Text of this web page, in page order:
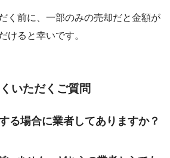
く前に、一部のみの売却だと金額が
けると幸いです。
いただくご質問
る場合に業者してありますか？